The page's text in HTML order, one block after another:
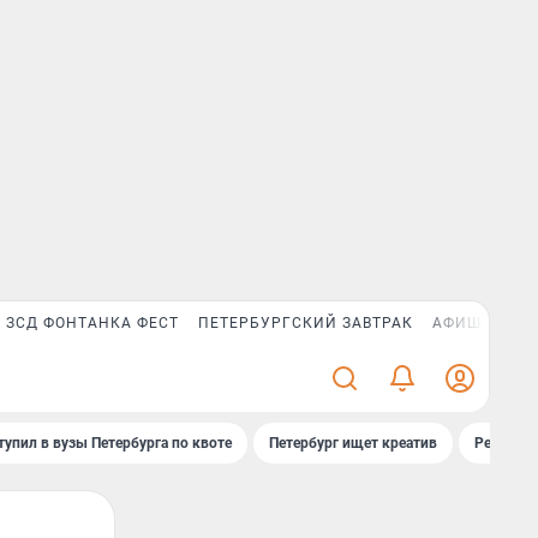
ЗСД ФОНТАНКА ФЕСТ ПЕТЕРБУРГСКИЙ ЗАВТРАК АФИША PLUS
в вузы Петербурга по квоте Петербург ищет креатив